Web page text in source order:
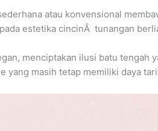
atau konvensional
estetika cincinÂ tunangan
menciptakan ilusi batu
yang masih tetap memiliki daya